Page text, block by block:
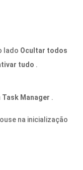
lado Ocultar todos
tudo .
Task Manager .
na inicialização